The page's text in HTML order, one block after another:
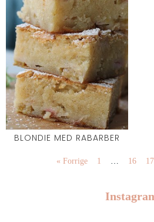
BLONDIE MED RABARBER
« Forrige 1 … 16 17